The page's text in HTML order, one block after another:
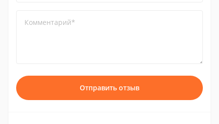
Комментарий*
Отправить отзыв